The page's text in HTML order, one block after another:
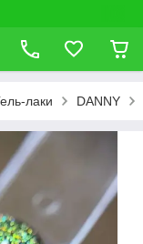
лаки DANNY